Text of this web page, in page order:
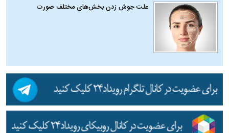
علت جوش زدن بخش‌های مختلف صورت